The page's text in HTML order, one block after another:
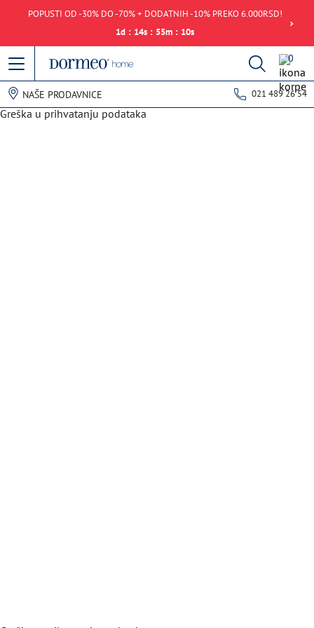
POPUSTI OD -30% DO -70% + DODATNIH -10% PREKO 6.000RSD!
1d : 14s : 55m : 10s
0
NAŠE PRODAVNICE 021 489 26 54
Greška u prihvatanju podataka